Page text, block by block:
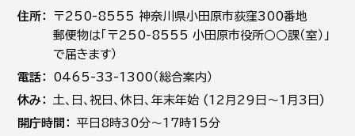
住所
〒250-8555 神奈川県小田原市荻窪300番地
郵便物は「〒250-8555 小田原市役所○○課（室）」
で届きます）
電話
0465-33-1300（総合案内）
休み
土､日､祝日、休日、年末年始 (12月29日～1月3日)
開庁時間
平日8時30分～17時15分